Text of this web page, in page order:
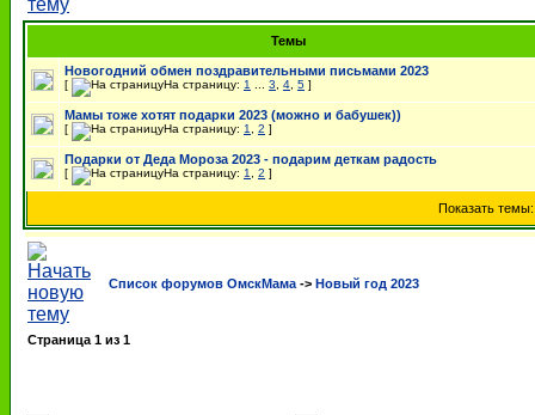
Темы
Новогодний обмен поздравительными письмами 2023
[ На страницу: 1 3 4 5 ]
Мамы тоже хотят подарки 2023 (можно и бабушек))
[ На страницу: 1 2 ]
Подарки от Деда Мороза 2023 - подарим деткам радость
[ На страницу: 1 2 ]
Показать
Список форумов ОмскМама -> Новый год 2023
Страница 1 из 1